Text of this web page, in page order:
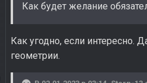
Как будет желание
Как угодно, если
геометрии.